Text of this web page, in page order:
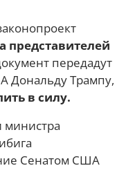
представителей
передадут
Дональду Трампу,
в силу.
Сенатом США